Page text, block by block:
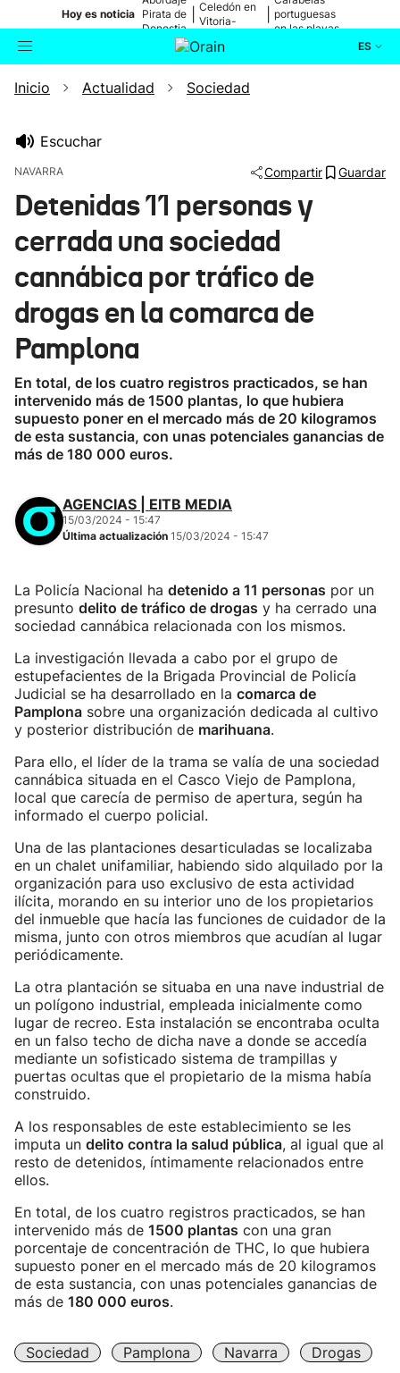
Hoy es noticia Pirata de
Donostia
Celedón en
Vitoria-
portuguesas
en las playas
ES
Buscador Actualidad
Ikusmiran
Eguraldia
Inicio Actualidad Sociedad
Escuchar
NAVARRA Compartir Guardar
Detenidas 11 personas y
cerrada una sociedad
cannábica por tráfico de
drogas en la comarca de
Pamplona
En total, de los cuatro registros practicados, se han
intervenido más de 1500 plantas, lo que hubiera
supuesto poner en el mercado más de 20 kilogramos
de esta sustancia, con unas potenciales ganancias de
más de 180 000 euros.
AGENCIAS | EITB MEDIA
15/03/2024 - 15:47
Última actualización 15/03/2024 - 15:47
La Policía Nacional ha detenido a 11 personas por un
presunto delito de tráfico de drogas y ha cerrado una
sociedad cannábica relacionada con los mismos.
La investigación llevada a cabo por el grupo de
estupefacientes de la Brigada Provincial de Policía
Judicial se ha desarrollado en la comarca de
Pamplona sobre una organización dedicada al cultivo
y posterior distribución de marihuana.
Para ello, el líder de la trama se valía de una sociedad
cannábica situada en el Casco Viejo de Pamplona,
local que carecía de permiso de apertura, según ha
informado el cuerpo policial.
Una de las plantaciones desarticuladas se localizaba
en un chalet unifamiliar, habiendo sido alquilado por la
organización para uso exclusivo de esta actividad
ilícita, morando en su interior uno de los propietarios
del inmueble que hacía las funciones de cuidador de la
misma, junto con otros miembros que acudían al lugar
periódicamente.
La otra plantación se situaba en una nave industrial de
un polígono industrial, empleada inicialmente como
lugar de recreo. Esta instalación se encontraba oculta
en un falso techo de dicha nave a donde se accedía
mediante un sofisticado sistema de trampillas y
puertas ocultas que el propietario de la misma había
construido.
A los responsables de este establecimiento se les
imputa un delito contra la salud pública, al igual que al
resto de detenidos, íntimamente relacionados entre
ellos.
En total, de los cuatro registros practicados, se han
intervenido más de 1500 plantas con una gran
porcentaje de concentración de THC, lo que hubiera
supuesto poner en el mercado más de 20 kilogramos
de esta sustancia, con unas potenciales ganancias de
más de 180 000 euros.
Sociedad Pamplona Navarra
Drogas